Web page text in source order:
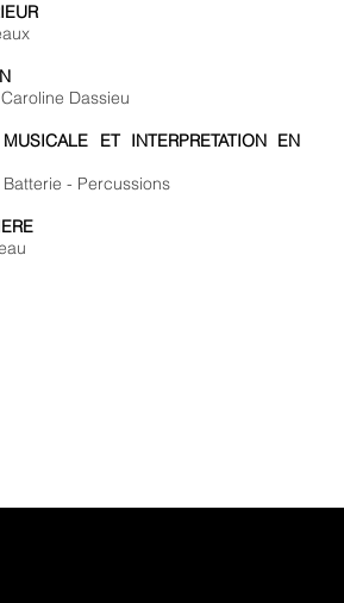
Dassieu
ET INTERPRETATION EN
- Percussions